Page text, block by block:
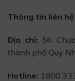
Thông tin liên hệ
Địa chỉ: 56
thành phố Quy
Hotline: 1800